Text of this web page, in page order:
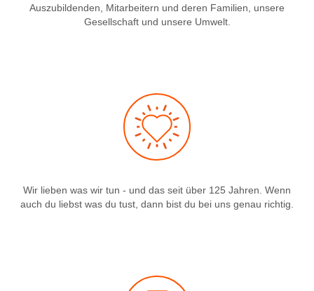
Auszubildenden, Mitarbeitern und deren Familien, unsere
Gesellschaft und unsere Umwelt.
Wir lieben was wir tun - und das seit über 125 Jahren. Wenn
auch du liebst was du tust, dann bist du bei uns genau richtig.